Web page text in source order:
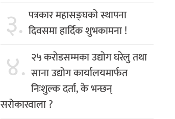
३. पत्रकार महासङ्घको स्थापना
दिवसमा हार्दिक शुभकामना !
४. २५ करोडसम्मका उद्योग घरेलु तथा
साना उद्योग कार्यालयमार्फत
निःशुल्क दर्ता, के भन्छन्
सरोकारवाला ?